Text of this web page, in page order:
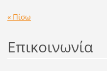
« Πίσω
Επικοινωνία